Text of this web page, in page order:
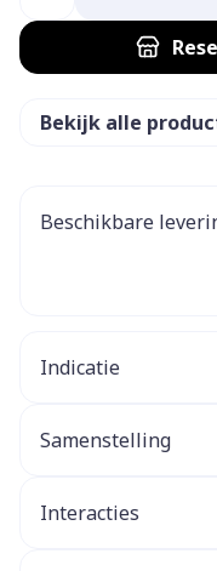
Bekijk alle
Beschikbare
Indicatie
Samenstelling
Interacties